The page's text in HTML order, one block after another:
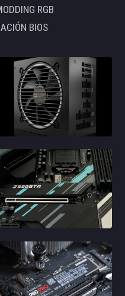
RGB
BIOS